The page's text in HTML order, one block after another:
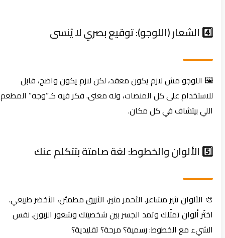
🖼️ اللوجو مش لازم يكون معقد، لكن لازم يكون واضح، قابل
للاستخدام على كل المنصات، وله معنى. فكر فيه كـ”وجه” المطعم،
اللي بيتشاف في كل مكان.
🎨 الألوان تثير مشاعر. الأحمر مثير، الأزرق مطمئن، الأخضر طبيعي.
اختَر ألوان تمثّلك وتمد الجسر بين شخصيتك وشعور الزبون. نفس
الشيء مع الخطوط: رسمية؟ مرحة؟ تقليدية؟